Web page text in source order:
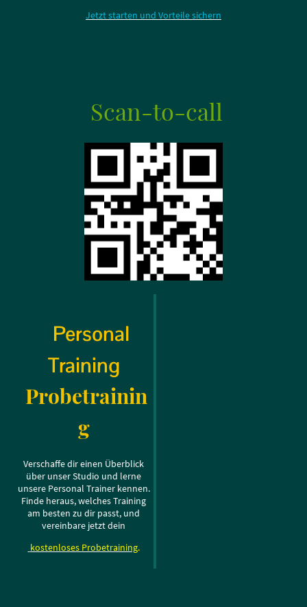
Jetzt starten und Vorteile sichern
Scan-to-call
Personal
Training
Probetrainin
g
Verschaffe dir einen Überblick
über unser Studio und lerne
unsere Personal Trainer kennen.
Finde heraus, welches Training
am besten zu dir passt, und
vereinbare jetzt dein
kostenloses Probetraining.